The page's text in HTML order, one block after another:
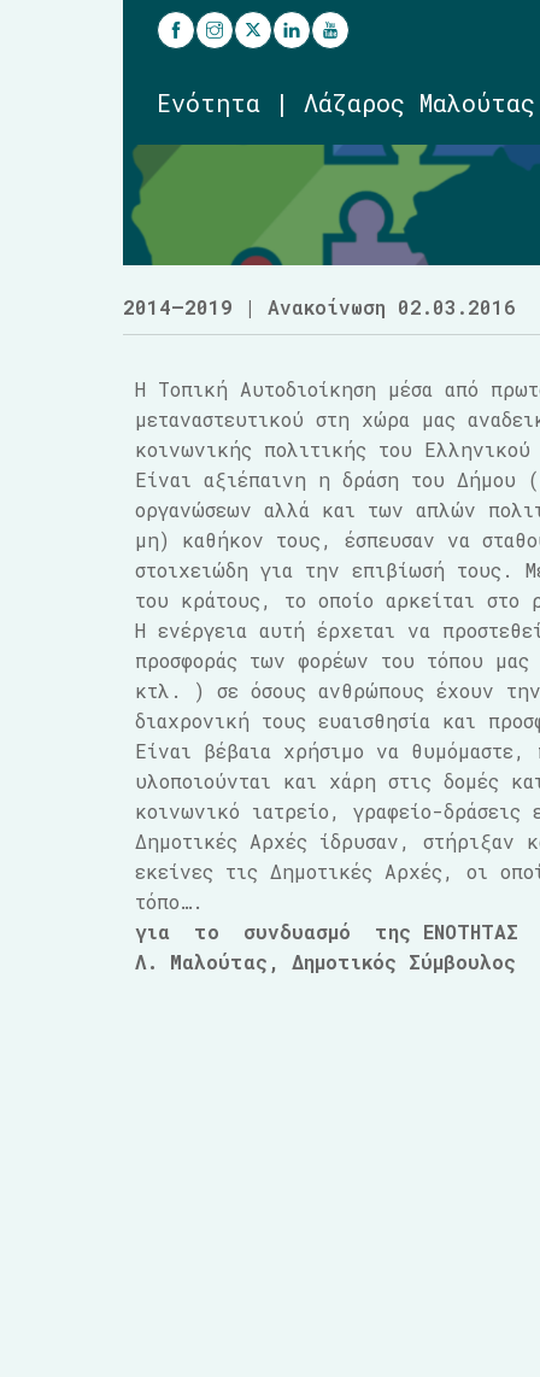
Ενότητα | Λάζαρος Μαλούτας
2014–2019 | Ανακοίνωση 02.03.2016
Η Τοπική Αυτοδιοίκηση μέσα από
μεταναστευτικού στη χώρα μας
κοινωνικής πολιτικής του Ελληνικού
Είναι αξιέπαινη η δράση του Δήμου
οργανώσεων αλλά και των απλών
μη) καθήκον τους, έσπευσαν να
στοιχειώδη για την επιβίωσή τους.
του κράτους, το οποίο αρκείται στο
Η ενέργεια αυτή έρχεται να
προσφοράς των φορέων του τόπου
κτλ. ) σε όσους ανθρώπους έχουν
διαχρονική τους ευαισθησία και
Είναι βέβαια χρήσιμο να
υλοποιούνται και χάρη στις δομές
κοινωνικό ιατρείο, γραφείο-
Δημοτικές Αρχές ίδρυσαν, στήριξαν
εκείνες τις Δημοτικές Αρχές, οι
τόπο….
για το συνδυασμό της ΕΝΟΤΗΤΑΣ
Λ. Μαλούτας, Δημοτικός Σύμβουλος